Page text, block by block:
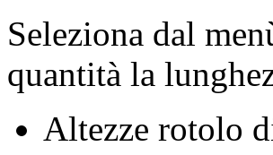
Seleziona dal
quantità la
Altezze rotolo